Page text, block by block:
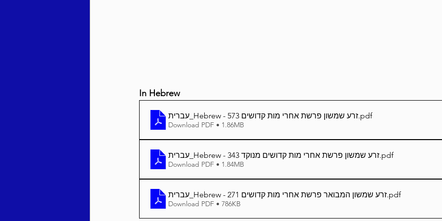
Vayikra 5786 Vayakhel-Pekudei 5786
In Hebrew
עברית_Hebrew - זרע שמשון פרשת אחרי מות קדושים 573.pdf
Download PDF • 1.86MB
עברית_Hebrew - זרע שמשון פרשת אחרי מות קדושים מנוקד 343.pdf
Download PDF • 1.84MB
עברית_Hebrew - זרע שמשון המבואר פרשת אחרי מות קדושים 271.pdf
Download PDF • 786KB